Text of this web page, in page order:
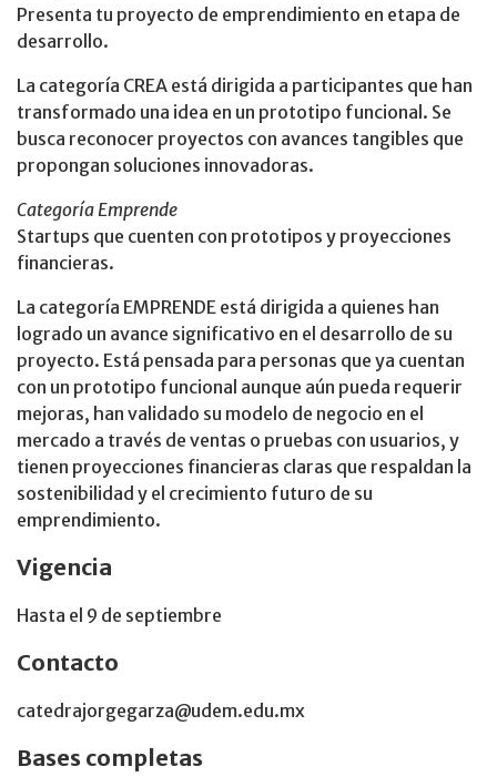
Presenta tu proyecto de emprendimiento en etapa de
desarrollo.
La categoría CREA está dirigida a participantes que han
transformado una idea en un prototipo funcional. Se
busca reconocer proyectos con avances tangibles que
propongan soluciones innovadoras.
Categoría Emprende
Startups que cuenten con prototipos y proyecciones
financieras.
La categoría EMPRENDE está dirigida a quienes han
logrado un avance significativo en el desarrollo de su
proyecto. Está pensada para personas que ya cuentan
con un prototipo funcional aunque aún pueda requerir
mejoras, han validado su modelo de negocio en el
mercado a través de ventas o pruebas con usuarios, y
tienen proyecciones financieras claras que respaldan la
sostenibilidad y el crecimiento futuro de su
emprendimiento.
Vigencia
Hasta el 9 de septiembre
Contacto
catedrajorgegarza@udem.edu.mx
Bases completas